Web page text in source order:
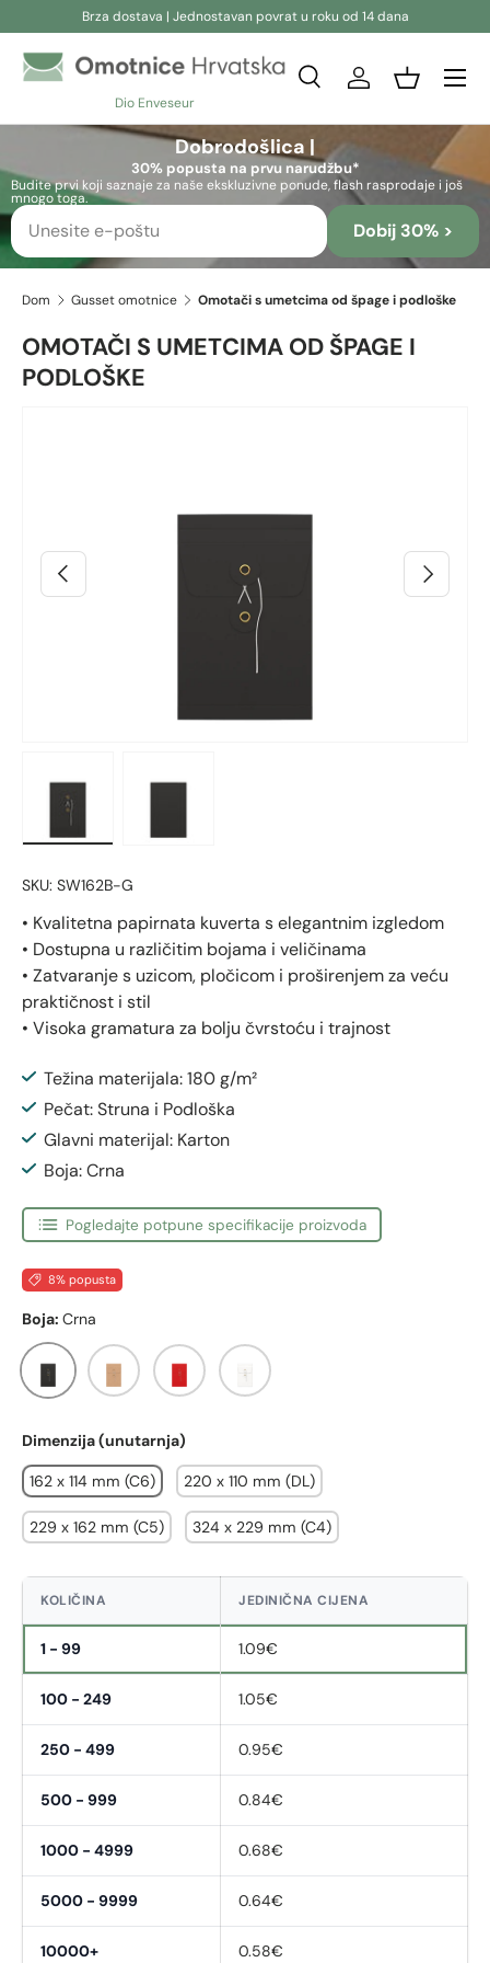
Brza dostava | Jednostavan povrat u roku od 14 dana
Dio Enveseur
Pretraživanje
Pretraživanje
Pretraživanje
PrijavaKošara
Dobrodošlica |
30% popusta na prvu narudžbu*
Budite prvi koji saznaje za naše ekskluzivne ponude, flash rasprodaje i još
mnogo toga.
Dobij 30% >
Dom Gusset omotnice Omotači s umetcima od špage i podloške
OMOTAČI S UMETCIMA OD ŠPAGE I
PODLOŠKE
Prethodno Sljedeći
SKU: SW162B-G
• Kvalitetna papirnata kuverta s elegantnim izgledom
• Dostupna u različitim bojama i veličinama
• Zatvaranje s uzicom, pločicom i proširenjem za veću
praktičnost i stil
• Visoka gramatura za bolju čvrstoću i trajnost
Težina materijala: 180 g/m²
Pečat: Struna i Podloška
Glavni materijal: Karton
Boja: Crna
Pogledajte potpune specifikacije proizvoda
8% popusta
Boja: Crna
Crna Manila Crvena Bijela
Dimenzija (unutarnja)
162 x 114 mm (C6) 220 x 110 mm (DL)
229 x 162 mm (C5) 324 x 229 mm (C4)
KOLIČINA JEDINIČNA CIJENA
1 - 99 1.09€
100 - 249 1.05€
250 - 499 0.95€
500 - 999 0.84€
1000 - 4999 0.68€
5000 - 9999 0.64€
10000+ 0.58€